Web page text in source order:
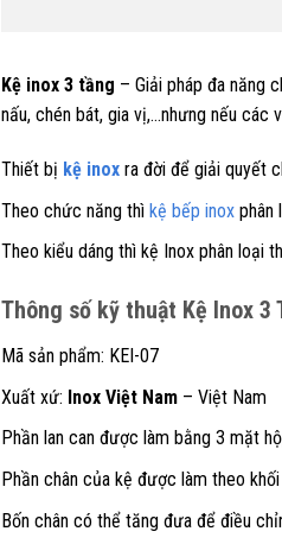
Kệ inox 3 tầng – Giải pháp đa năng
nấu, chén bát, gia vị,…nhưng nếu các
Thiết bị kệ inox ra đời để giải quyết
Theo chức năng thì kệ bếp inox phân
Theo kiểu dáng thì kệ Inox phân loại
Thông số kỹ thuật Kệ Inox 3
Mã sản phẩm: KEI-07
Xuất xứ: Inox Việt Nam – Việt Nam
Phần lan can được làm bằng 3 mặt
Phần chân của kệ được làm theo
Bốn chân có thể tăng đưa để điều